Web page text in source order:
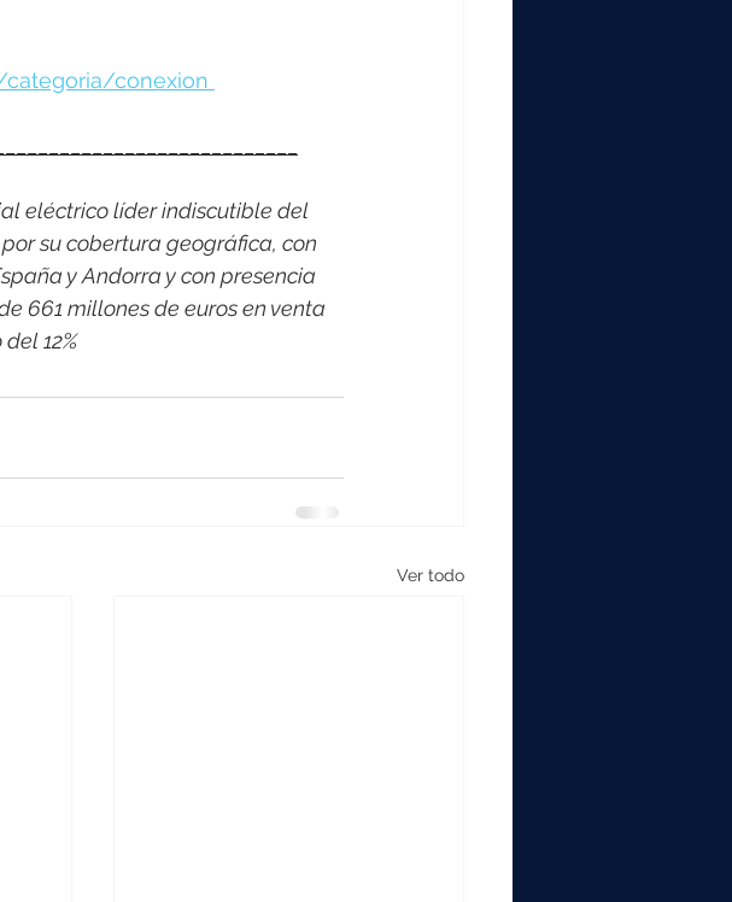
conexion
eléctrico líder indiscutible del
su cobertura geográfica, con
y Andorra y con presencia
661 millones de euros en venta
12%
Ver todo